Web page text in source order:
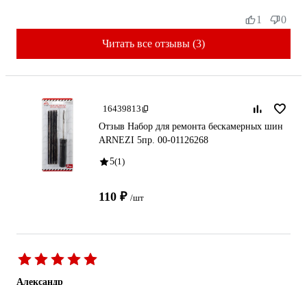
Читать все отзывы (3)
1 0
16439813
Отзыв Набор для ремонта бескамерных шин
ARNEZI 5пр. 00-01126268
5(1)
110 ₽ /шт
Александр